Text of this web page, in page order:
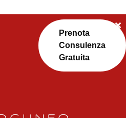
Prenota
Consulenza
Gratuita